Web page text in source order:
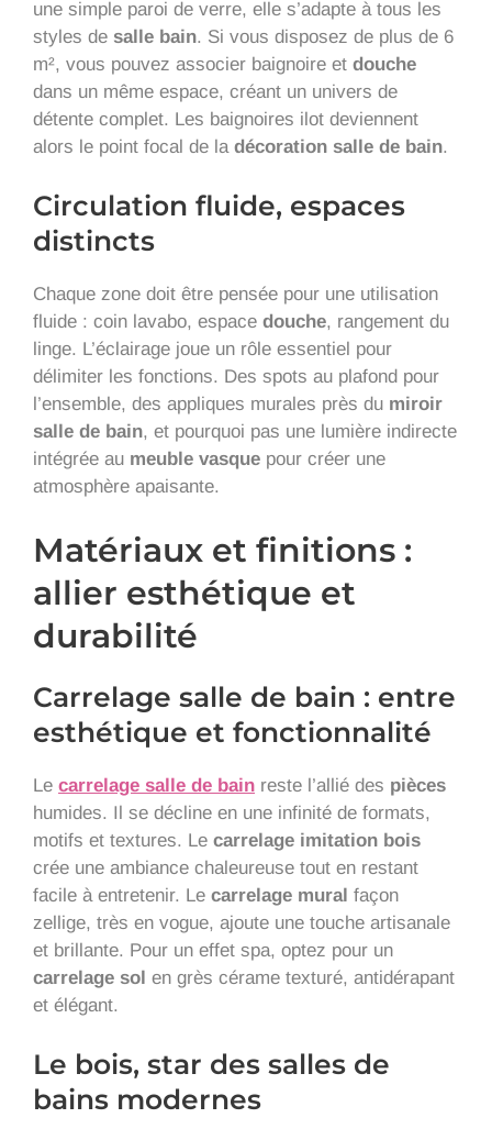
une simple paroi de verre, elle s’adapte à tous les
styles de salle bain. Si vous disposez de plus de 6
m², vous pouvez associer baignoire et douche
dans un même espace, créant un univers de
détente complet. Les baignoires ilot deviennent
alors le point focal de la décoration salle de bain.
Circulation fluide, espaces
distincts
Chaque zone doit être pensée pour une utilisation
fluide : coin lavabo, espace douche, rangement du
linge. L’éclairage joue un rôle essentiel pour
délimiter les fonctions. Des spots au plafond pour
l’ensemble, des appliques murales près du miroir
salle de bain, et pourquoi pas une lumière indirecte
intégrée au meuble vasque pour créer une
atmosphère apaisante.
Matériaux et finitions :
allier esthétique et
durabilité
Carrelage salle de bain : entre
esthétique et fonctionnalité
Le carrelage salle de bain reste l’allié des pièces
humides. Il se décline en une infinité de formats,
motifs et textures. Le carrelage imitation bois
crée une ambiance chaleureuse tout en restant
facile à entretenir. Le carrelage mural façon
zellige, très en vogue, ajoute une touche artisanale
et brillante. Pour un effet spa, optez pour un
carrelage sol en grès cérame texturé, antidérapant
et élégant.
Le bois, star des salles de
bains modernes